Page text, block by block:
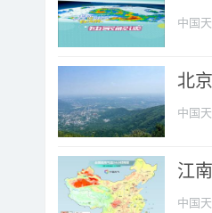
中国
北
中国
江
中国